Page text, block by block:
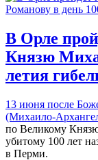
В Орле
Князю
летия
13 июня после
(Михаило-
по Великому
убитому 100 лет
в Перми.